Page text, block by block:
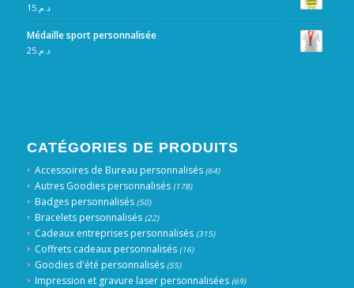
د.م.15
Médaille sport personnalisée
د.م.25
CATÉGORIES DE PRODUITS
Accessoires de Bureau personnalisés (64)
Autres Goodies personnalisés (178)
Badges personnalisés (50)
Bracelets personnalisés (22)
Cadeaux entreprises personnalisés (315)
Coffrets cadeaux personnalisés (16)
Goodies d'été personnalisés (55)
Impression et gravure laser personnalisées (69)